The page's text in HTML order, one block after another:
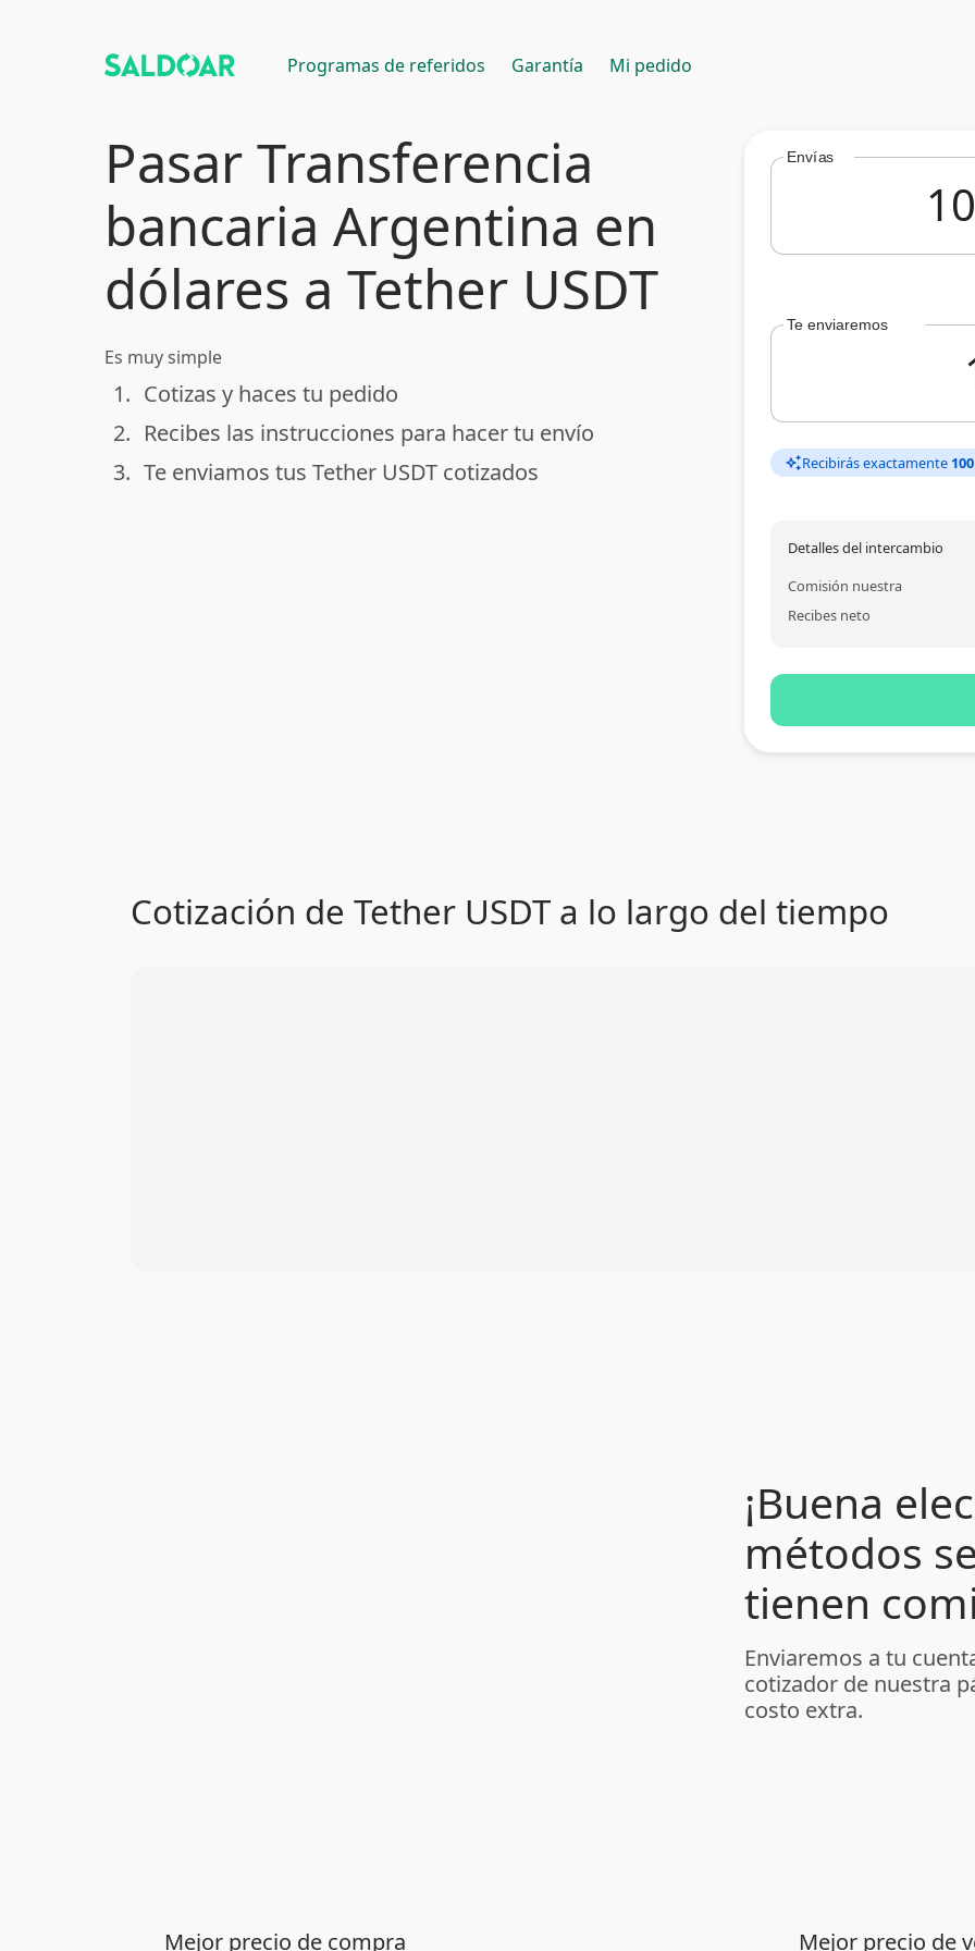
Programas de referidos Garantía Mi pedido
Pasar Transferencia
bancaria Argentina en
dólares a Tether USDT
Es muy simple
done
1. Cotizas y haces tu pedido
done
2. Recibes las instrucciones para hacer tu envío
done
3. Te enviamos tus Tether USDT cotizados
Envías
Te enviaremos
auto_awesomeRecibirás exactamente
Detalles del intercambio
Comisión nuestra
Recibes neto
Cotización de Tether USDT a lo largo del tiempo
¡Buena
métodos
tienen
Enviaremos a tu
cotizador de nuestra
costo extra.
Mejor precio de compra Mejor precio de